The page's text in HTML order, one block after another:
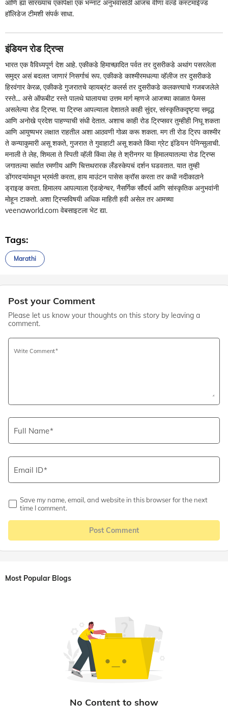
आणि ह्या सारख्याच एकापेक्षा एक भन्नाट अनुभवांसाठी आजच वीणा वर्ल्ड कस्टमाईज्ड
हॉलिडेज टीमशी संपर्क साधा.
इंडियन रोड ट्रिप्स
भारत एक वैविध्यपूर्ण देश आहे. एकीकडे हिमाच्छादित पर्वत तर दुसरीकडे अथांग पसरलेला
समुद्र असं बदलत जाणारं निसर्गाचं रूप. एकीकडे काश्मीरमधल्या व्हॅलीज तर दुसरीकडे
हिरवंगार केरळ, एकीकडे गुजरातचे व्हायब्रंट कलर्स तर दुसरीकडे कलकत्त्याचे गजबजलेले
रस्ते... असे ऑफबीट रस्ते पालथे घालायचा उत्तम मार्ग म्हणजे आजच्या काळात फेमस
असलेल्या रोड ट्रिप्स. या ट्रिप्स आपल्याला देशातले काही सुंदर, सांस्कृतिकदृष्ट्या समृद्ध
आणि अनोखे प्रदेश पाहण्याची संधी देतात. अशाच काही रोड ट्रिप्सवर तुम्हीही निघू शकता
आणि आयुष्यभर लक्षात राहतील अशा आठवणी गोळा करू शकता. मग ती रोड ट्रिप काश्मीर
ते कन्याकुमारी असू शकते, गुजरात ते गुवाहाटी असू शकते किंवा ग्रेट इंडियन पेनिन्सुलाची.
मनाली ते लेह, शिमला ते स्पिती व्हॅली किंवा लेह ते श्रीनगर या हिमालयातल्या रोड ट्रिप्स
जगातल्या सर्वात रमणीय आणि चित्तथरारक लँडस्केपचं दर्शन घडवतात. यात तुम्ही
डोंगरदऱ्यांमधून भ्रमंती करता, हाय माउंटन पासेस क्रॉस करता तर कधी नदीकाठाने
ड्राइव्ह करता. हिमालय आपल्याला ऍडव्हेन्चर, नैसर्गिक सौंदर्य आणि सांस्कृतिक अनुभवांनी
मोहून टाकतो. अशा ट्रिप्सविषयी अधिक माहिती हवी असेल तर आमच्या
veenaworld.com वेबसाइटला भेट द्या.
Tags:
Marathi
Post your Comment
Please let us know your thoughts on this story by leaving a
comment.
Write Comment
Full Name
Email ID
Save my name, email, and website in this browser for the next
time I comment.
Post Comment
Most Popular Blogs